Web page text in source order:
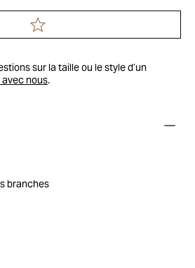
sur la taille ou le style d’un
nous.
branches